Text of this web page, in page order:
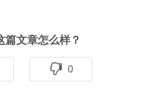
篇文章怎么样？
0